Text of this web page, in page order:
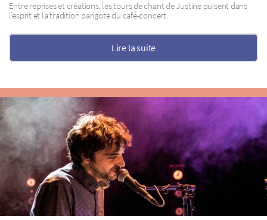
Entre reprises et créations, les tours de chant de Justine puisent dans
l’esprit et la tradition parigote du café-concert.
Lire la suite